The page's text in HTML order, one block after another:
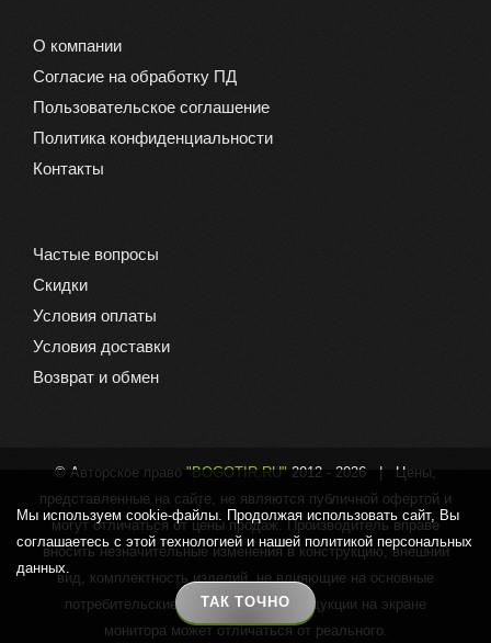
О компании
Согласие на обработку ПД
Пользовательское соглашение
Политика конфиденциальности
Контакты
Частые вопросы
Скидки
Условия оплаты
Условия доставки
Возврат и обмен
© Авторское право "BOGOTIR.RU" 2012 - 2026 | Цены,
представленные на сайте, не являются публичной офертой и
могут отличаться от цены продаж. Производитель вправе
вносить незначительные изменения в конструкцию, внешний
вид, комплектность изделий, не влияющие на основные
потребительские свойства. Цвет продукции на экране
монитора может отличаться от реального.
Мы используем cookie-файлы. Продолжая использовать сайт, Вы
соглашаетесь с этой технологией и нашей политикой персональных
данных.
ТАК ТОЧНО